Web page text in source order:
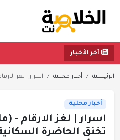
آخر الأخبار
الرئيسية أخبار محلية اسرار | لغز
أخبار محلية
اسرار | لغز الارقام -
تخنق الحاضرة